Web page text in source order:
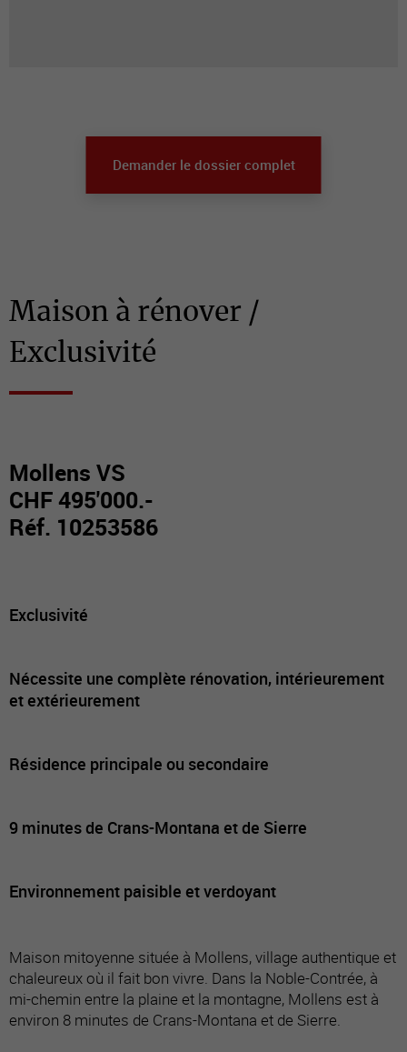
Maison à rénover /
Exclusivité
Mollens VS
CHF 495'000.-
Réf. 10253586
Exclusivité
Nécessite une complète rénovation, intérieurement
et extérieurement
Résidence principale ou secondaire
9 minutes de Crans-Montana et de Sierre
Environnement paisible et verdoyant
Maison mitoyenne située à Mollens, village authentique et
chaleureux où il fait bon vivre. Dans la Noble-Contrée, à
mi-chemin entre la plaine et la montagne, Mollens est à
environ 8 minutes de Crans-Montana et de Sierre.
Demander le dossier complet